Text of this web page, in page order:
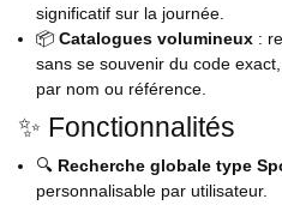
significatif sur la journée.
📦 Catalogues volumineux :
sans se souvenir du code
par nom ou référence.
✨ Fonctionnalités
🔍 Recherche globale type
personnalisable par utilisateur.